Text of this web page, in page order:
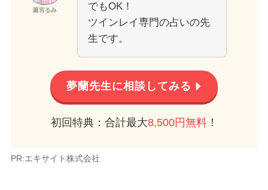
藤宮るみ
でもOK！
ツインレイ専門の占いの先
生です。
夢蘭先生に相談してみる
初回特典：合計最大8,500円無料！
PR:エキサイト株式会社